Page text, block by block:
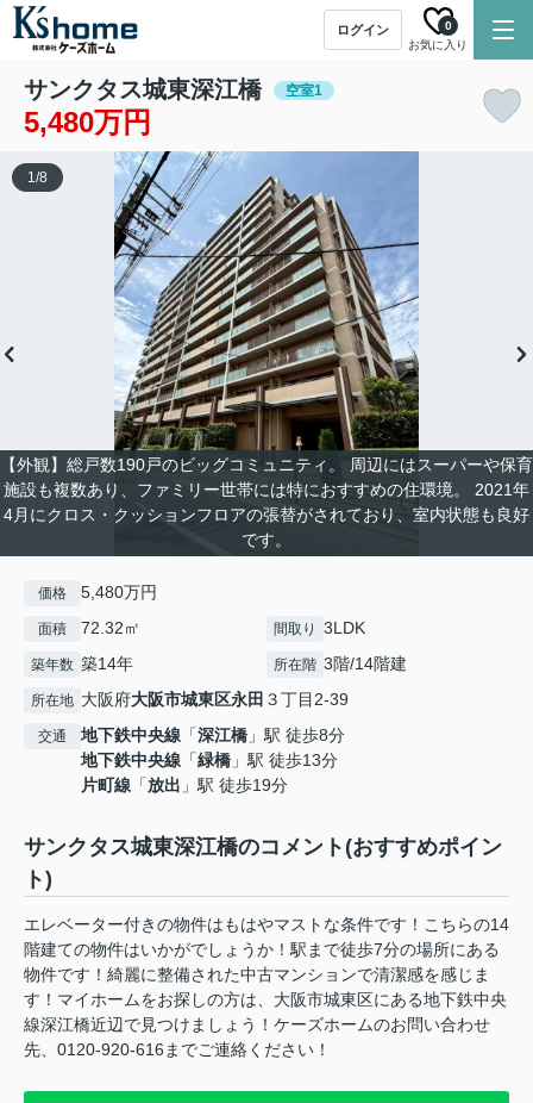
ログイン
お気に入り
0
サンクタス城東深江橋 空室1
5,480万円
【外観】総戸数190戸のビッグコミュニティ。 周辺にはスーパーや保育
施設も複数あり、ファミリー世帯には特におすすめの住環境。 2021年
4月にクロス・クッションフロアの張替がされており、室内状態も良好
です。
1/8
価格 5,480万円
面積 72.32㎡ 間取り 3LDK
築年数 築14年 所在階 3階/14階建
所在地 大阪府大阪市城東区永田 ３丁目2-39
交通 地下鉄中央線 「深江橋 」駅 徒歩8分
地下鉄中央線 「緑橋 」駅 徒歩13分
片町線 「放出 」駅 徒歩19分
サンクタス城東深江橋のコメント(おすすめポイン
ト)
エレベーター付きの物件はもはやマストな条件です！こちらの14
階建ての物件はいかがでしょうか！駅まで徒歩7分の場所にある
物件です！綺麗に整備された中古マンションで清潔感を感じま
す！マイホームをお探しの方は、大阪市城東区にある地下鉄中央
線深江橋近辺で見つけましょう！ケーズホームのお問い合わせ
先、0120-920-616までご連絡ください！